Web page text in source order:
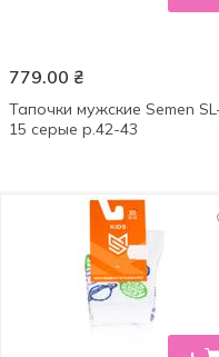
779.00 ₴
Тапочки мужские Semen
15 серые р.42-43